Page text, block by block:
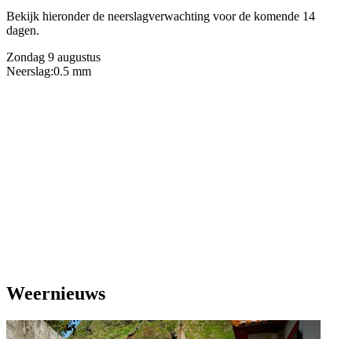
Bekijk hieronder de neerslagverwachting voor de komende 14
dagen.
Zondag 9 augustus
Neerslag:0.5 mm
Weernieuws